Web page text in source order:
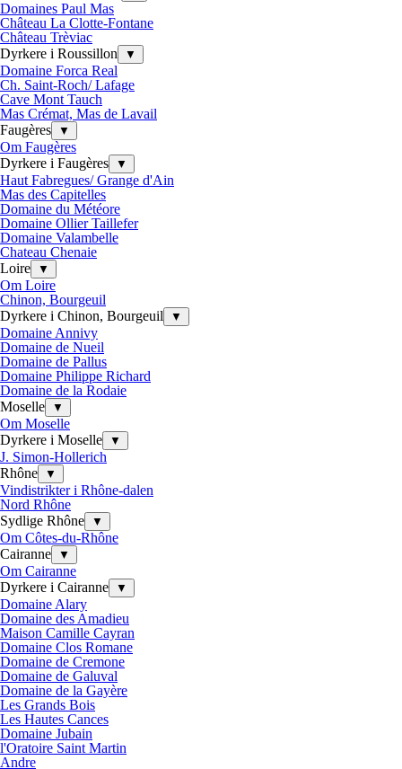
Domaines Paul Mas
Château La Clotte-Fontane
Château Trèviac
Dyrkere i Roussillon
▼
Domaine Forca Real
Ch. Saint-Roch/ Lafage
Cave Mont Tauch
Mas Crémat, Mas de Lavail
Faugères
▼
Om Faugères
Dyrkere i Faugères
▼
Haut Fabregues/ Grange d'Ain
Mas des Capitelles
Domaine du Météore
Domaine Ollier Taillefer
Domaine Valambelle
Chateau Chenaie
Loire
▼
Om Loire
Chinon, Bourgeuil
Dyrkere i Chinon, Bourgeuil
▼
Domaine Annivy
Domaine de Nueil
Domaine de Pallus
Domaine Philippe Richard
Domaine de la Rodaie
Moselle
▼
Om Moselle
Dyrkere i Moselle
▼
J. Simon-Hollerich
Rhône
▼
Vindistrikter i Rhône-dalen
Nord Rhône
Sydlige Rhône
▼
Om Côtes-du-Rhône
Cairanne
▼
Om Cairanne
Dyrkere i Cairanne
▼
Domaine Alary
Domaine des Amadieu
Maison Camille Cayran
Domaine Clos Romane
Domaine de Cremone
Domaine de Galuval
Domaine de la Gayère
Les Grands Bois
Les Hautes Cances
Domaine Jubain
l'Oratoire Saint Martin
Andre